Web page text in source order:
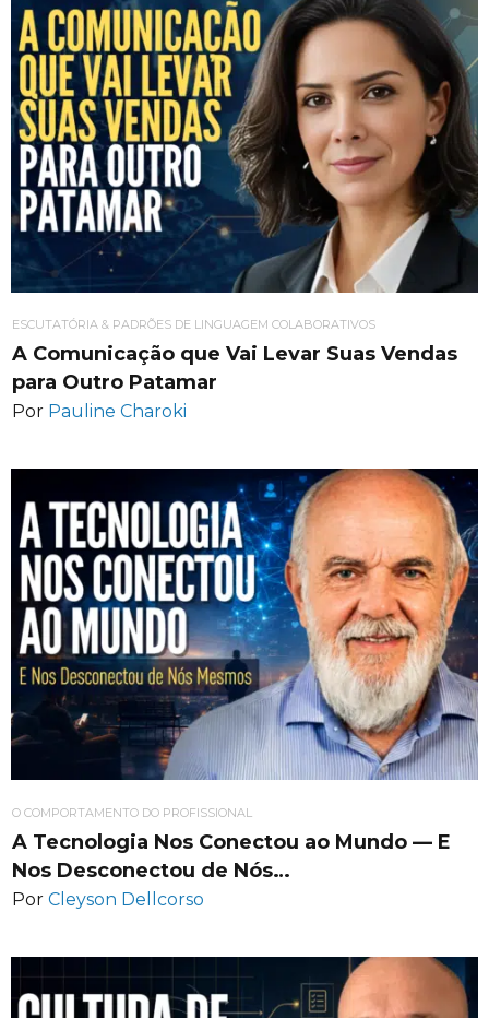
ESCUTATÓRIA & PADRÕES DE LINGUAGEM COLABORATIVOS
A Comunicação que Vai Levar Suas Vendas
para Outro Patamar
Por Pauline Charoki
O COMPORTAMENTO DO PROFISSIONAL
A Tecnologia Nos Conectou ao Mundo — E
Nos Desconectou de Nós…
Por Cleyson Dellcorso